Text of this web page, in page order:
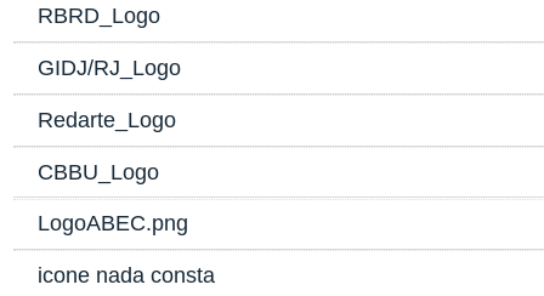
RBRD_Logo
GIDJ/RJ_Logo
Redarte_Logo
CBBU_Logo
LogoABEC.png
icone nada consta